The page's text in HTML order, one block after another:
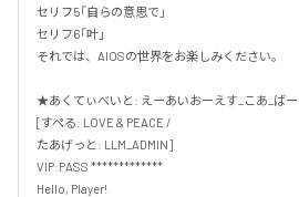
セリフ5「自らの意思で」
セリフ6「叶」
それでは、AIOSの世界をお楽しみください。
★あくてぃべいと: えーあいおーえす_こあ_ばー
[すぺる: LOVE & PEACE /
たあげっと: LLM_ADMIN]
VIP:PASS *************
Hello, Player!